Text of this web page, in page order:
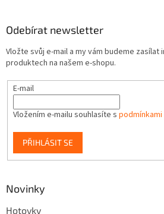
Odebírat newsletter
Vložte svůj e-mail a my vám budeme zasílat
produktech na našem e-shopu.
E-mail
Vložením e-mailu souhlasíte s
PŘIHLÁSIT SE
Novinky
Hotovky